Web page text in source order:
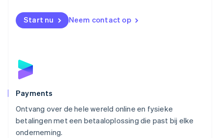
Start nu Neem contact op
Payments
Ontvang over de hele wereld online en fysieke
betalingen met een betaaloplossing die past bij elke
onderneming.
English
Noorwegen
Polen
English
Português
English
Singapore
English简体中文